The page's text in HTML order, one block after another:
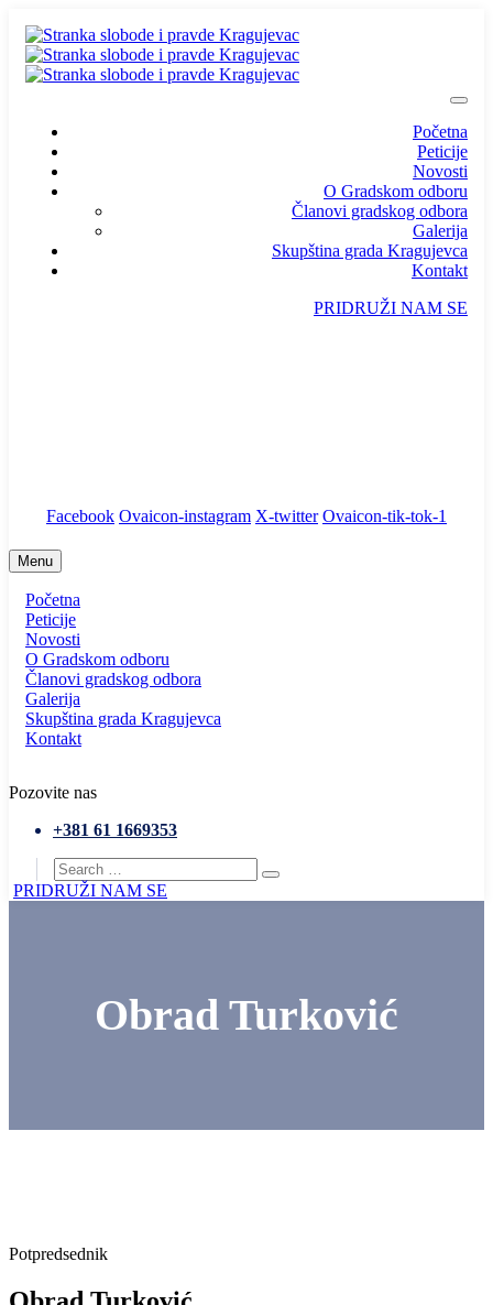
Početna
Peticije
Novosti
O Gradskom odboru
Članovi gradskog odbora
Galerija
Skupština grada Kragujevca
Kontakt
PRIDRUŽI NAM SE
Facebook Ovaicon-instagram X-twitter Ovaicon-tik-tok-1
Menu
Početna
Peticije
Novosti
O Gradskom odboru
Članovi gradskog odbora
Galerija
Skupština grada Kragujevca
Kontakt
Pozovite nas
+381 61 1669353
PRIDRUŽI NAM SE
Obrad Turković
Potpredsednik